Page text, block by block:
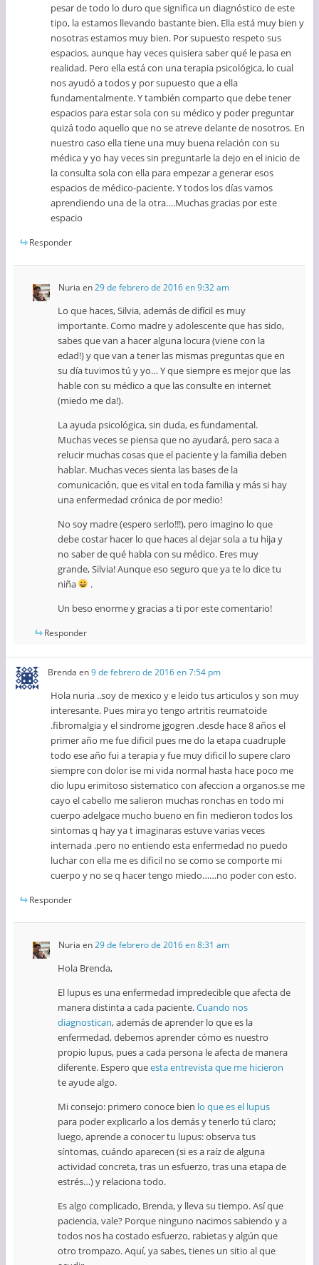
pesar de todo lo duro que significa un diagnóstico de este
tipo, la estamos llevando bastante bien. Ella está muy bien y
nosotras estamos muy bien. Por supuesto respeto sus
espacios, aunque hay veces quisiera saber qué le pasa en
realidad. Pero ella está con una terapia psicológica, lo cual
nos ayudó a todos y por supuesto que a ella
fundamentalmente. Y también comparto que debe tener
espacios para estar sola con su médico y poder preguntar
quizá todo aquello que no se atreve delante de nosotros. En
nuestro caso ella tiene una muy buena relación con su
médica y yo hay veces sin preguntarle la dejo en el inicio de
la consulta sola con ella para empezar a generar esos
espacios de médico-paciente. Y todos los días vamos
aprendiendo una de la otra….Muchas gracias por este
espacio
Responder
Nuria en29 de febrero de 2016 en 9:32 am
Lo que haces, Silvia, además de difícil es muy
importante. Como madre y adolescente que has sido,
sabes que van a hacer alguna locura (viene con la
edad!) y que van a tener las mismas preguntas que en
su día tuvimos tú y yo… Y que siempre es mejor que las
hable con su médico a que las consulte en internet
(miedo me da!).
La ayuda psicológica, sin duda, es fundamental.
Muchas veces se piensa que no ayudará, pero saca a
relucir muchas cosas que el paciente y la familia deben
hablar. Muchas veces sienta las bases de la
comunicación, que es vital en toda familia y más si hay
una enfermedad crónica de por medio!
No soy madre (espero serlo!!!), pero imagino lo que
debe costar hacer lo que haces al dejar sola a tu hija y
no saber de qué habla con su médico. Eres muy
grande, Silvia! Aunque eso seguro que ya te lo dice tu
niña
.
Un beso enorme y gracias a ti por este comentario!
Responder
Brenda en9 de febrero de 2016 en 7:54 pm
Hola nuria ..soy de mexico y e leido tus articulos y son muy
interesante. Pues mira yo tengo artritis reumatoide
.fibromalgia y el sindrome jgogren .desde hace 8 años el
primer año me fue dificil pues me do la etapa cuadruple
todo ese año fui a terapia y fue muy dificil lo supere claro
siempre con dolor ise mi vida normal hasta hace poco me
dio lupu erimitoso sistematico con afeccion a organos.se me
cayo el cabello me salieron muchas ronchas en todo mi
cuerpo adelgace mucho bueno en fin medieron todos los
sintomas q hay ya t imaginaras estuve varias veces
internada .pero no entiendo esta enfermedad no puedo
luchar con ella me es dificil no se como se comporte mi
cuerpo y no se q hacer tengo miedo……no poder con esto.
Responder
Nuria en29 de febrero de 2016 en 8:31 am
Hola Brenda,
El lupus es una enfermedad impredecible que afecta de
manera distinta a cada paciente.Cuando nos
diagnostican, además de aprender lo que es la
enfermedad, debemos aprender cómo es nuestro
propio lupus, pues a cada persona le afecta de manera
diferente. Espero queesta entrevista que me hicieron
te ayude algo.
Mi consejo: primero conoce bien lo que es el lupus
para poder explicarlo a los demás y tenerlo tú claro;
luego, aprende a conocer tu lupus: observa tus
síntomas, cuándo aparecen (si es a raíz de alguna
actividad concreta, tras un esfuerzo, tras una etapa de
estrés…) y relaciona todo.
Es algo complicado, Brenda, y lleva su tiempo. Así que
paciencia, vale? Porque ninguno nacimos sabiendo y a
todos nos ha costado esfuerzo, rabietas y algún que
otro trompazo. Aquí, ya sabes, tienes un sitio al que